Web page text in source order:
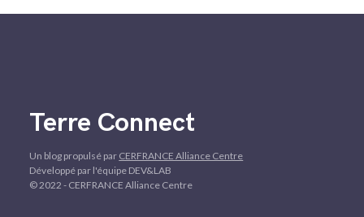
Terre Connect
Un blog propulsé par CERFRANCE Alliance Centre
Développé par l'équipe DEV&LAB
© 2022 - CERFRANCE Alliance Centre